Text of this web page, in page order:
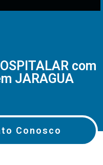
com
JARAGUA
Conosco